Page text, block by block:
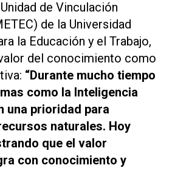
de Vinculación
de la Universidad
la Educación y el Trabajo,
del conocimiento como
“Durante mucho tiempo
como la Inteligencia
una prioridad para
naturales. Hoy
que el valor
con conocimiento y